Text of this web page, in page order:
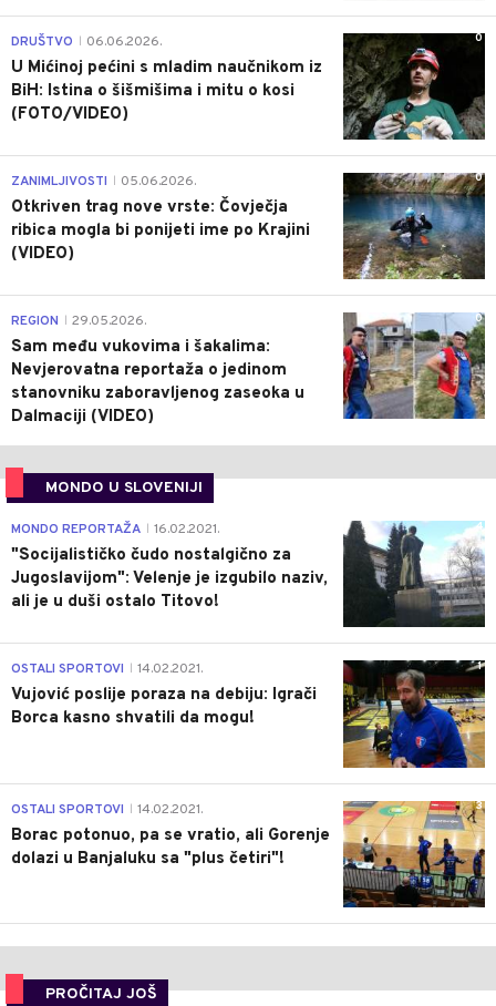
0
DRUŠTVO 06.06.2026.
U Mićinoj pećini s mladim naučnikom iz
BiH: Istina o šišmišima i mitu o kosi
(FOTO/VIDEO)
0
ZANIMLJIVOSTI 05.06.2026.
Otkriven trag nove vrste: Čovječja
ribica mogla bi ponijeti ime po Krajini
(VIDEO)
0
REGION 29.05.2026.
Sam među vukovima i šakalima:
Nevjerovatna reportaža o jedinom
stanovniku zaboravljenog zaseoka u
Dalmaciji (VIDEO)
MONDO U SLOVENIJI
4
MONDO REPORTAŽA 16.02.2021.
"Socijalističko čudo nostalgično za
Jugoslavijom": Velenje je izgubilo naziv,
ali je u duši ostalo Titovo!
1
OSTALI SPORTOVI 14.02.2021.
Vujović poslije poraza na debiju: Igrači
Borca kasno shvatili da mogu!
3
OSTALI SPORTOVI 14.02.2021.
Borac potonuo, pa se vratio, ali Gorenje
dolazi u Banjaluku sa "plus četiri"!
PROČITAJ JOŠ